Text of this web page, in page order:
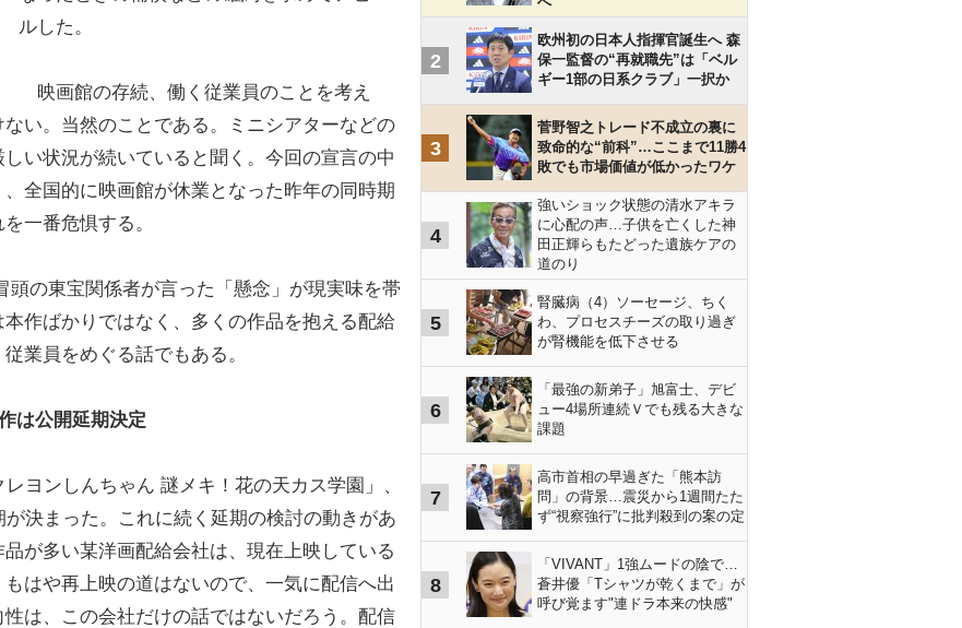
ルした。
映画館の存続、働く従業員のことを考え
い。当然のことである。ミニシアターなどの
い状況が続いていると聞く。今回の宣言の中
全国的に映画館が休業となった昨年の同時期
一番危惧する。
頭の東宝関係者が言った「懸念」が現実味を帯
作ばかりではなく、多くの作品を抱える配給
業員をめぐる話でもある。
は公開延期決定
ヨンしんちゃん 謎メキ！花の天カス学園」、
決まった。これに続く延期の検討の動きがあ
が多い某洋画配給会社は、現在上映している
はや再上映の道はないので、一気に配信へ出
は、この会社だけの話ではないだろう。配信
2
欧州初の日本人指揮官誕生へ 森
保一監督の“再就職先”は「ベル
ギー1部の日系クラブ」一択か
3
菅野智之トレード不成立の裏に
致命的な“前科”…ここまで11勝4
敗でも市場価値が低かったワケ
4
強いショック状態の清水アキラ
に心配の声…子供を亡くした神
田正輝らもたどった遺族ケアの
道のり
5
腎臓病（4）ソーセージ、ちく
わ、プロセスチーズの取り過ぎ
が腎機能を低下させる
6
「最強の新弟子」旭富士、デビ
ュー4場所連続Ｖでも残る大きな
課題
7
高市首相の早過ぎた「熊本訪
問」の背景…震災から1週間たた
ず“視察強行”に批判殺到の案の定
8
「VIVANT」1強ムードの陰で…
蒼井優「Tシャツが乾くまで」が
呼び覚ます"連ドラ本来の快感"